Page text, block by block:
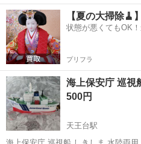
ワンルーム寮完備！赴任旅費会社負
ト免許お持ちの方、活躍中！就業先
市》 人気の工場のお仕事 ◇電...
神奈川 相模原市 南橋本駅
【夏の大掃除🧹
状態が悪くてもOK
プリフラ
海上保安庁 巡視
500円
天王台駅